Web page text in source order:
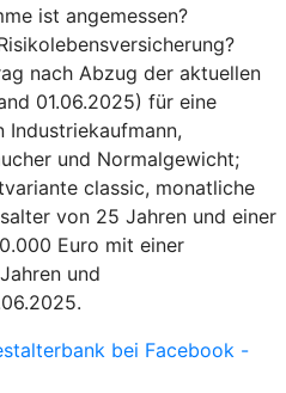
ist angemessen?
nach Abzug der aktuellen
01.06.2025) für eine
Industriekaufmann,
und Normalgewicht;
classic, monatliche
von 25 Jahren und einer
Euro mit einer
und
bei Facebook -